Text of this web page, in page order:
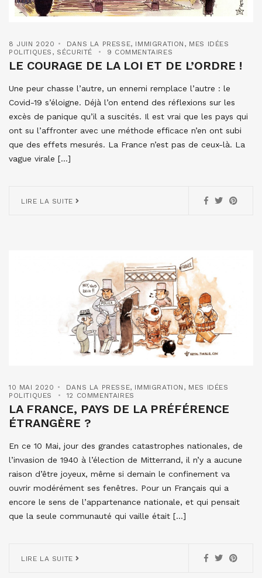
8 JUIN 2020 DANS LA PRESSE, IMMIGRATION , MES IDÉES
POLITIQUES , SÉCURITÉ 9 COMMENTAIRES
LE COURAGE DE LA LOI ET DE L’ORDRE !
Une peur chasse l’autre, un ennemi remplace l’autre : le
Covid-19 s’éloigne. Déjà l’on entend des réflexions sur les
excès de panique qu’il a suscités. Il est vrai que les pays qui
ont su l’affronter avec une méthode efficace n’en ont subi
que des effets mesurés. La France n’est pas de ceux-là. La
vague virale […]
LIRE LA SUITE
10 MAI 2020 DANS LA PRESSE, IMMIGRATION , MES IDÉES
POLITIQUES
12 COMMENTAIRES
LA FRANCE, PAYS DE LA PRÉFÉRENCE
ÉTRANGÈRE ?
En ce 10 Mai, jour des grandes catastrophes nationales, de
l’invasion de 1940 à l’élection de Mitterrand, il n’y a aucune
raison d’être joyeux, même si demain le confinement va
ouvrir modérément ses fenêtres. Pour un Français qui a
encore le sens de l’appartenance nationale, et qui pensait
que la seule communauté qui vaille était […]
LIRE LA SUITE